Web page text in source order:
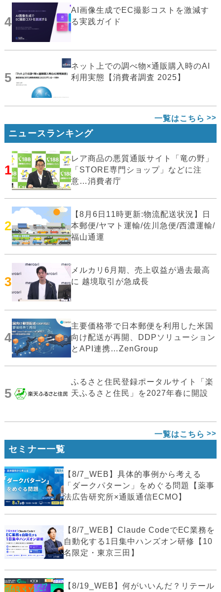
4
AI画像生成でEC撮影コストを激減す
る実践ガイド
5
ネット上での調べ物×通販購入時のAI
利用実態【消費者調査 2025】
一覧はこちら
ニュースランキング
1
レア商品の悪質通販サイト「竜の野」
「STORE専門ショップ」などに注
意…消費者庁
2
【8月6日11時更新:物流配送状況】日
本郵便/ヤマト運輸/佐川急便/西濃運輸/
福山通運
3
メルカリ6月期、売上収益が過去最高
に 越境取引が急成長
4
主要価格帯で日本郵便を利用した米国
向け配送が再開、DDPソリューション
とAPI連携…ZenGroup
5
ふるさと住民登録ポータルサイト「楽
天ふるさと住民」を2027年春に開設
一覧はこちら
セミナー一覧
【8/7_WEB】具体的事例から考える
「ダークパターン」をめぐる問題【薬事
法広告研究所×通販通信ECMO】
【8/7_WEB】Claude CodeでEC業務を
自動化する1日集中ハンズオン研修【10
名限定・東京三田】
【8/19_WEB】何がいいんだ？リテール